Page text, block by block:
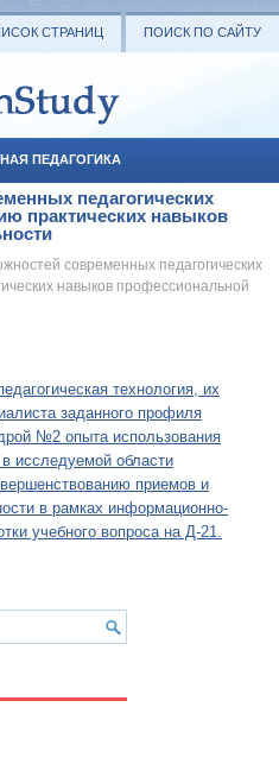
СТРАНИЦ ПОИСК ПО САЙТУ
ПЕДАГОГИКА
МАТЕРИАЛЫпедагогических
практических навыков
современных педагогических
навыков профессиональной
технология, их
заданного профиля
№2 опыта использования
в исследуемой области
приемов и
в рамках информационно-
учебного вопроса на Д-21.